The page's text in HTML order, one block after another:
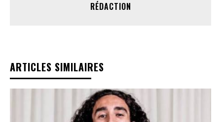
RÉDACTION
ARTICLES SIMILAIRES